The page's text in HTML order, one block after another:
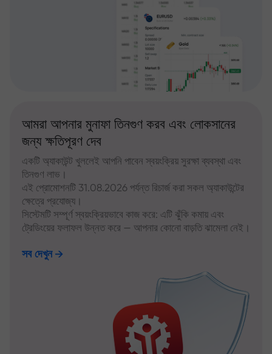
আমরা আপনার মুনাফা তিনগুণ করব এবং লোকসানের
জন্য ক্ষতিপূরণ দেব
একটি অ্যাকাউন্ট খুললেই আপনি পাবেন স্বয়ংক্রিয় সুরক্ষা ব্যবস্থা এবং
তিনগুণ লাভ।
এই প্রোমোশনটি 31.08.2026 পর্যন্ত রিচার্জ করা সকল অ্যাকাউন্টের
ক্ষেত্রে প্রযোজ্য।
সিস্টেমটি সম্পূর্ণ স্বয়ংক্রিয়ভাবে কাজ করে: এটি ঝুঁকি কমায় এবং
ট্রেডিংয়ের ফলাফল উন্নত করে — আপনার কোনো বাড়তি ঝামেলা নেই।
সব দেখুন